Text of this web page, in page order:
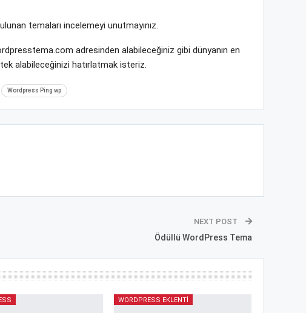
temaları incelemeyi unutmayınız.
adresinden alabileceğiniz gibi dünyanın en
alabileceğinizi hatırlatmak isteriz.
Wordpress Ping wp
NEXT POST
Ödüllü WordPress Tema
WORDPRESS EKLENTI